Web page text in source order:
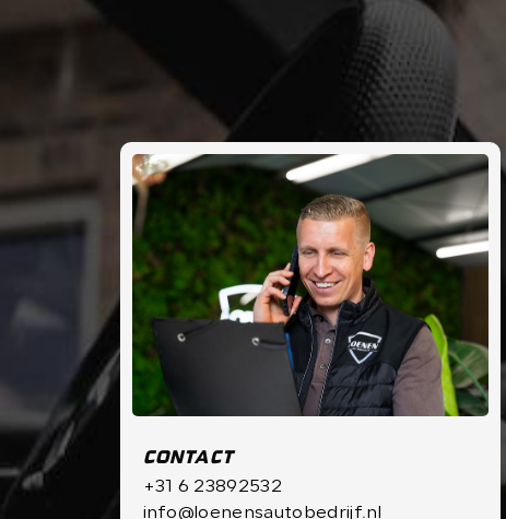
CONTACT
+31 6 23892532
info@loenensautobedrijf.nl